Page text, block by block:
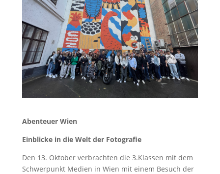
Abenteuer Wien
Einblicke in die Welt der Fotografie
Den 13. Oktober verbrachten die 3.Klassen mit dem
Schwerpunkt Medien in Wien mit einem Besuch der